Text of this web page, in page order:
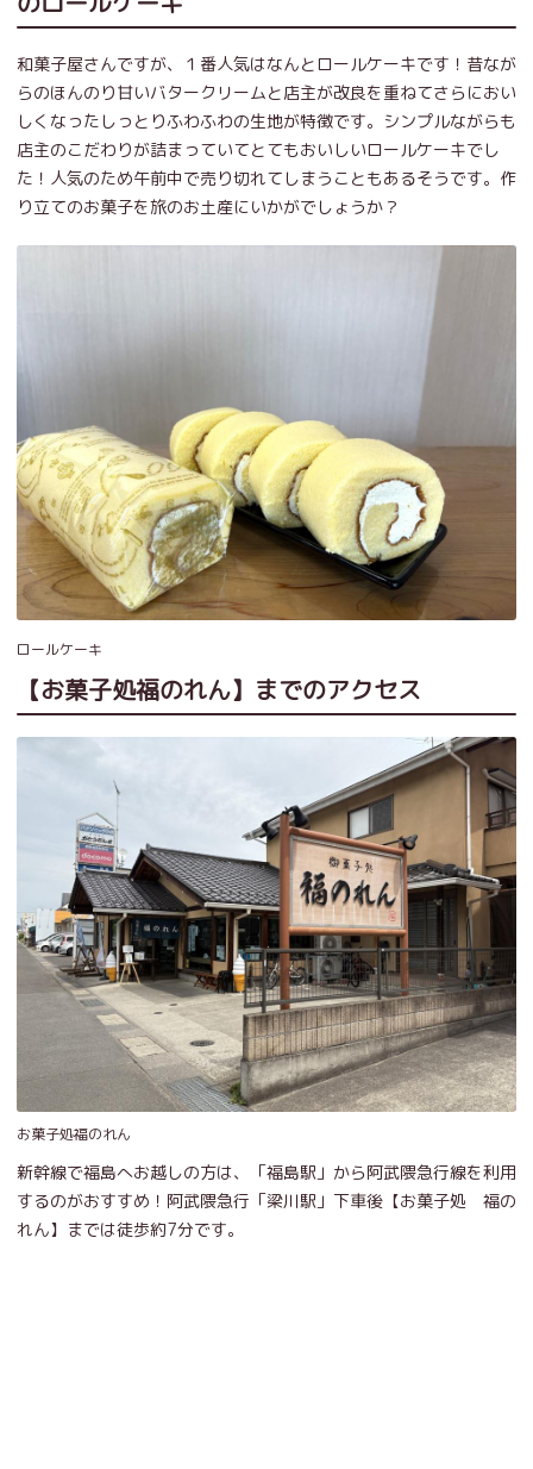
和菓子屋さんですが、１番人気はなんとロールケーキです！昔なが
らのほんのり甘いバタークリームと店主が改良を重ねてさらにおい
しくなったしっとりふわふわの生地が特徴です。シンプルながらも
店主のこだわりが詰まっていてとてもおいしいロールケーキでし
た！人気のため午前中で売り切れてしまうこともあるそうです。作
り立てのお菓子を旅のお土産にいかがでしょうか？
ロールケーキ
【お菓子処福のれん】までのアクセス
お菓子処福のれん
新幹線で福島へお越しの方は、「福島駅」から阿武隈急行線を利用
するのがおすすめ！阿武隈急行「梁川駅」下車後【お菓子処 福の
れん】までは徒歩約7分です。